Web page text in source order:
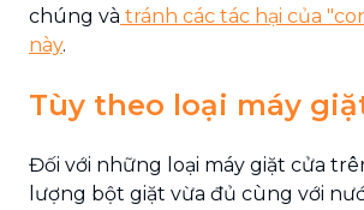
chúng và tránh các tác hại của
này.
Tùy theo loại máy
Đối với những loại máy giặt cửa
lượng bột giặt vừa đủ cùng với